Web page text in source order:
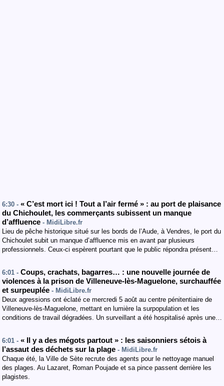
6:30 - « C’est mort ici ! Tout a l’air fermé » : au port de plaisance
du Chichoulet, les commerçants subissent un manque
d’affluence - MidiLibre.fr
Lieu de pêche historique situé sur les bords de l’Aude, à Vendres, le port du
Chichoulet subit un manque d’affluence mis en avant par plusieurs
professionnels. Ceux-ci espèrent pourtant que le public répondra présent…
6:01 - Coups, crachats, bagarres… : une nouvelle journée de
violences à la prison de Villeneuve-lès-Maguelone, surchauffée
et surpeuplée - MidiLibre.fr
Deux agressions ont éclaté ce mercredi 5 août au centre pénitentiaire de
Villeneuve-lès-Maguelone, mettant en lumière la surpopulation et les
conditions de travail dégradées. Un surveillant a été hospitalisé après une…
6:01 - « Il y a des mégots partout » : les saisonniers sétois à
l’assaut des déchets sur la plage - MidiLibre.fr
Chaque été, la Ville de Sète recrute des agents pour le nettoyage manuel
des plages. Au Lazaret, Roman Poujade et sa pince passent derrière les
plagistes.